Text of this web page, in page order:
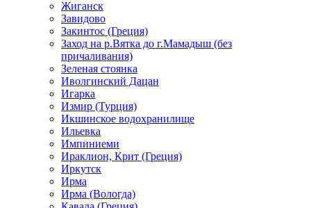
Жиганск
Завидово
Закинтос (Греция)
Заход на р.Вятка до г.Мамадыш (без
причаливания)
Зеленая стоянка
Иволгинский Дацан
Игарка
Измир (Турция)
Икшинское водохранилище
Ильевка
Импиниеми
Ираклион, Крит (Греция)
Иркутск
Ирма
Ирма (Вологда)